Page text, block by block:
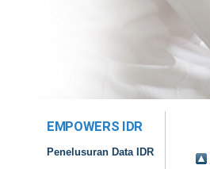
EMPOWERS IDR
Penelusuran Data IDR